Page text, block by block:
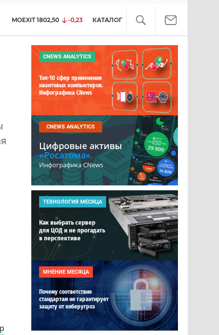
MOEXIT 1802,50 -0,23 КАТАЛОГ
CNEWS ANALYTICS
Топ-10 сфер применения
квантовых компьютеров.
Инфографика CNews
CNEWS ANALYTICS
Цифровые активы
«Росатома».
Инфографика CNews
ТЕХНОЛОГИЯ МЕСЯЦА
Как выбрать сервер
для ЦОД и не прогадать
в перспективе
МНЕНИЕ МЕСЯЦА
Почему соответствие
стандартам не гарантирует
защиту от киберугроз